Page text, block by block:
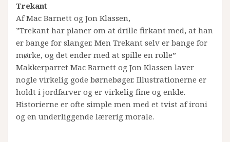
Trekant
Af Mac Barnett og Jon Klassen,
”Trekant har planer om at drille firkant med, at han
er bange for slanger. Men Trekant selv er bange for
mørke, og det ender med at spille en rolle”
Makkerparret Mac Barnett og Jon Klassen laver
nogle virkelig gode børnebøger. Illustrationerne er
holdt i jordfarver og er virkelig fine og enkle.
Historierne er ofte simple men med et tvist af ironi
og en underliggende lærerig morale.